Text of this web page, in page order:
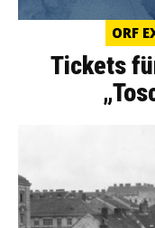
ORF
Tickets